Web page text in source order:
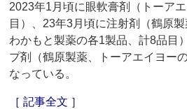
2023年1月頃に眼軟膏剤（トーア
目）、23年3月頃に注射剤（鶴原製
わかもと製薬の各1製品、計8品目
プ剤（鶴原製薬、トーアエイヨー
なっている。
［ 記事全文 ］